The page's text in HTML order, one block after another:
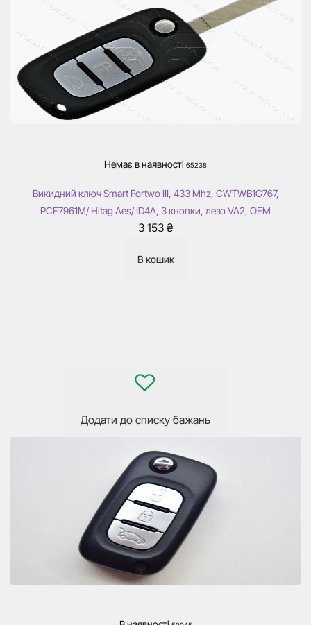
Немає в наявності 65238
Викидний ключ Smart Fortwo III, 433 Mhz, CWTWB1G767,
PCF7961M/ Hitag Aes/ ID4A, 3 кнопки, лезо VA2, OEM
3 153 ₴
В кошик
Додати до списку бажань